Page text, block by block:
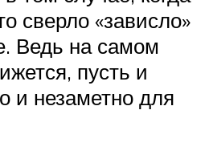
сверло «зависло»
Ведь на самом
пусть и
и незаметно для